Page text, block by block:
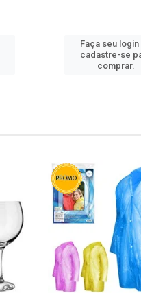
Faça seu login
cadastre-se
comprar.